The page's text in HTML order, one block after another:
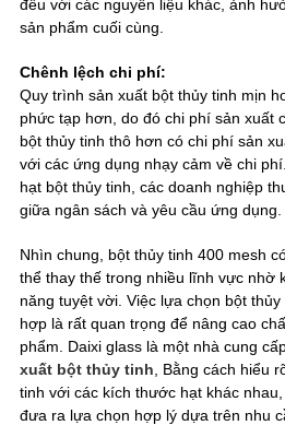
đều với các nguyên liệu khác, ảnh
sản phẩm cuối cùng.
Chênh lệch chi phí:
Quy trình sản xuất bột thủy tinh mịn
phức tạp hơn, do đó chi phí sản xuất
bột thủy tinh thô hơn có chi phí sản
với các ứng dụng nhạy cảm về chi
hạt bột thủy tinh, các doanh nghiệp
giữa ngân sách và yêu cầu ứng dụng.
Nhìn chung, bột thủy tinh 400 mesh
thể thay thế trong nhiều lĩnh vực nhờ
năng tuyệt vời. Việc lựa chọn bột
hợp là rất quan trọng để nâng cao
phẩm. Daixi glass là một nhà cung
xuất bột thủy tinh , Bằng cách hiểu
tinh với các kích thước hạt khác
đưa ra lựa chọn hợp lý dựa trên nhu